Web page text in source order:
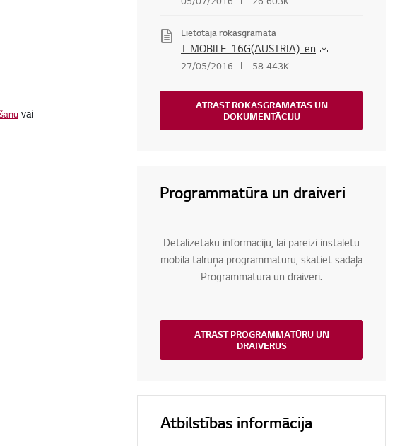
vai
Lietotāja rokasgrāmata
T-MOBILE_16G(AUSTRIA)_en
27/05/2016 58 443K
ATRAST ROKASGRĀMATAS UN
DOKUMENTĀCIJU
Programmatūra un draiveri
Detalizētāku informāciju, lai pareizi instalētu
mobilā tālruņa programmatūru, skatiet sadaļā
Programmatūra un draiveri.
ATRAST PROGRAMMATŪRU UN
DRAIVERUS
Atbilstības informācija